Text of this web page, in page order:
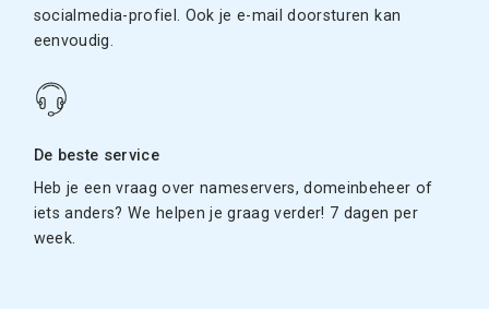
socialmedia-profiel. Ook je e-mail doorsturen kan
eenvoudig.
De beste service
Heb je een vraag over nameservers, domeinbeheer of
iets anders? We helpen je graag verder! 7 dagen per
week.